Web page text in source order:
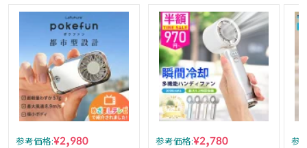
参考価格:¥2,980 参考価格:¥2,780 参